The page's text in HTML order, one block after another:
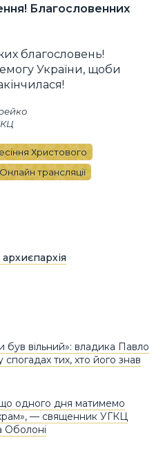
Благословенних
благословень!
України, щоби
Христового
Онлайн трансляції
був вільний»: владика Павло
спогадах тих, хто його знав
одного дня матимемо
— священник УГКЦ
Оболоні